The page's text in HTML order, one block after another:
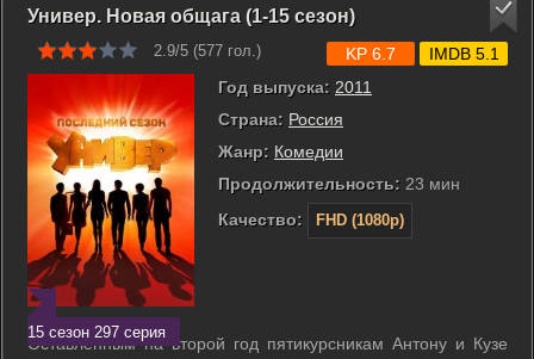
Универ. Новая общага (1-15 сезон)
2.9/5 (577 гол.)
15 сезон 297 серия
Год выпуска: 2011
Страна: Россия
Жанр: Комедии
Продолжительность: 23 мин
Качество:
FHD (1080p)
KP 6.7 IMDB 5.1
Оставленным на второй год пятикурсникам Антону и Кузе